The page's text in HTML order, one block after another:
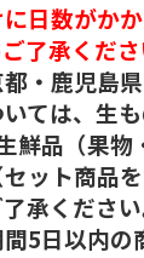
日数がか
了承くださ
・鹿児島
ては、生
鮮品（果物
ット商品
承ください
5日以内の